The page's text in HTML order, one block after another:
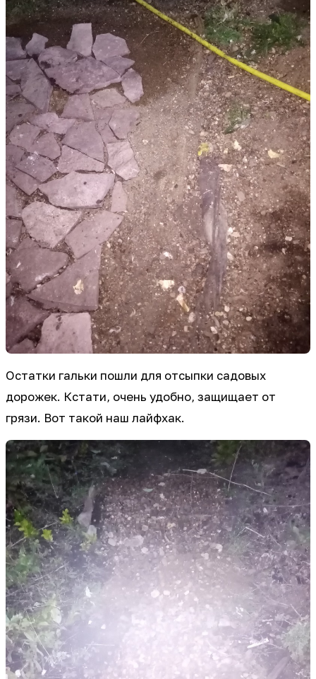
Остатки гальки пошли для отсыпки садовых
дорожек. Кстати, очень удобно, защищает от
грязи. Вот такой наш лайфхак.